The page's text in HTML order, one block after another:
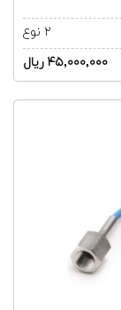
۲ نوع
۴۵,۰۰۰,۰۰۰ ریال